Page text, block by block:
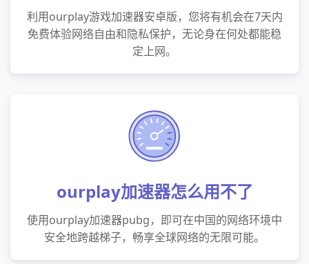
利用ourplay游戏加速器安卓版，您将有机会在7天内
免费体验网络自由和隐私保护，无论身在何处都能稳
定上网。
ourplay加速器怎么用不了
使用ourplay加速器pubg，即可在中国的网络环境中
安全地跨越梯子，畅享全球网络的无限可能。